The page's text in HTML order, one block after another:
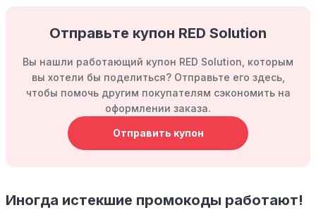
Отправьте купон RED Solution
Вы нашли работающий купон RED Solution, которым
вы хотели бы поделиться? Отправьте его здесь,
чтобы помочь другим покупателям сэкономить на
оформлении заказа.
Отправить купон
Иногда истекшие промокоды работают!